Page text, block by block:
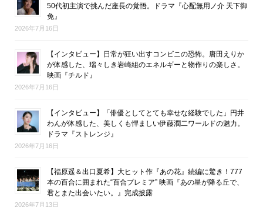
50代初主演で挑んだ座長の覚悟。ドラマ『心配無用ノ介 天下御
免』
2026年7月16日
【インタビュー】日常が狂い出すコンビニの恐怖。唐田えりか
が体感した、瑞々しき岩崎組のエネルギーと物作りの楽しさ。
映画『チルド』
2026年7月16日
【インタビュー】「俳優としてとても幸せな経験でした」円井
わんが体感した、美しくも悍ましい伊藤潤二ワールドの魅力。
ドラマ『ストレンジ』
2026年7月16日
【福原遥＆出口夏希】大ヒット作『あの花』続編に驚き！777
本の百合に囲まれた“百合プレミア” 映画『あの星が降る丘で、
君とまた出会いたい。』完成披露
2026年7月13日